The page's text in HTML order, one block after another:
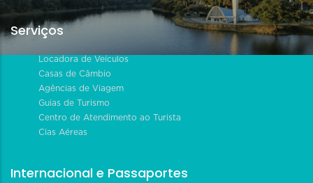
Serviços
Locadora de Veículos
Casas de Câmbio
Agências de Viagem
Guias de Turismo
Centro de Atendimento ao Turista
Cias Aéreas
Internacional e Passaportes